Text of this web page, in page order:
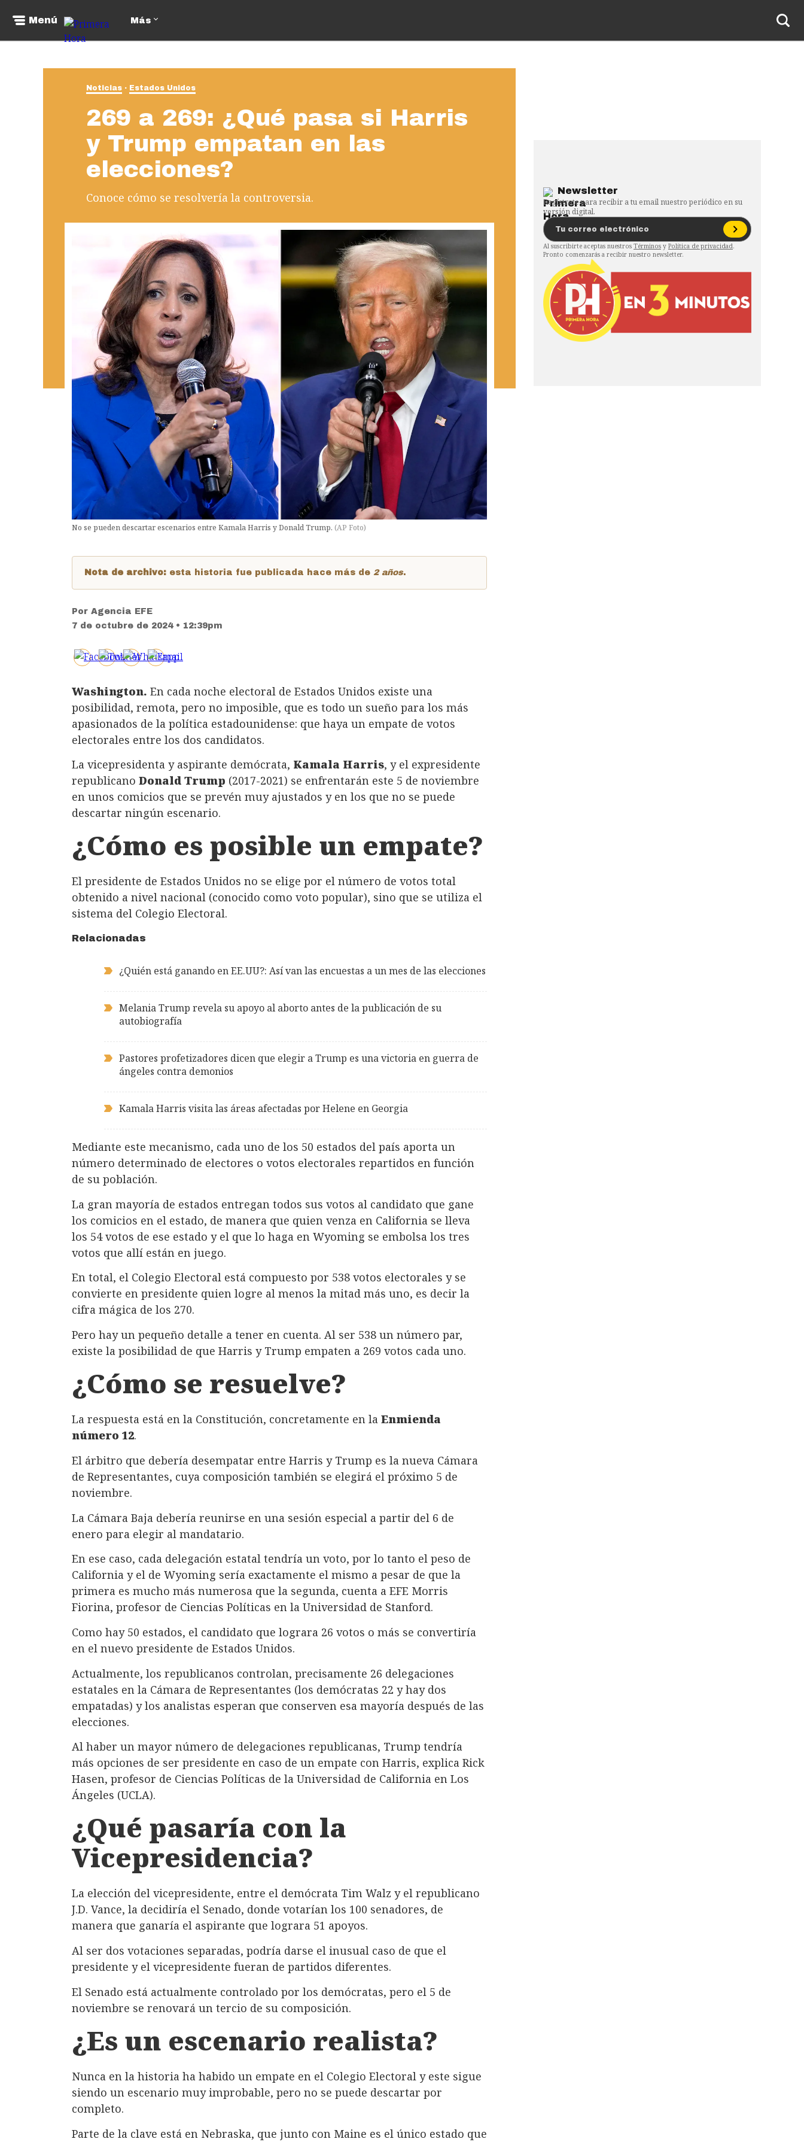
Menú Más
Noticias Estados Unidos
269 a 269: ¿Qué pasa si Harris
y Trump empatan en las
elecciones?
Conoce cómo se resolvería la controversia.
No se pueden descartar escenarios entre Kamala Harris y Donald Trump. (AP Foto)
Nota de archivo: esta historia fue publicada hace más de 2 años.
Por Agencia EFE
7 de octubre de 2024 • 12:39pm
Washington. En cada noche electoral de Estados Unidos existe una
posibilidad, remota, pero no imposible, que es todo un sueño para los más
apasionados de la política estadounidense: que haya un empate de votos
electorales entre los dos candidatos.
La vicepresidenta y aspirante demócrata, Kamala Harris, y el expresidente
republicano Donald Trump (2017-2021) se enfrentarán este 5 de noviembre
en unos comicios que se prevén muy ajustados y en los que no se puede
descartar ningún escenario.
¿Cómo es posible un empate?
El presidente de Estados Unidos no se elige por el número de votos total
obtenido a nivel nacional (conocido como voto popular), sino que se utiliza el
sistema del Colegio Electoral.
Relacionadas
¿Quién está ganando en EE.UU?: Así van las encuestas a un mes de las elecciones
Melania Trump revela su apoyo al aborto antes de la publicación de su
autobiografía
Pastores profetizadores dicen que elegir a Trump es una victoria en guerra de
ángeles contra demonios
Kamala Harris visita las áreas afectadas por Helene en Georgia
Mediante este mecanismo, cada uno de los 50 estados del país aporta un
número determinado de electores o votos electorales repartidos en función
de su población.
La gran mayoría de estados entregan todos sus votos al candidato que gane
los comicios en el estado, de manera que quien venza en California se lleva
los 54 votos de ese estado y el que lo haga en Wyoming se embolsa los tres
votos que allí están en juego.
En total, el Colegio Electoral está compuesto por 538 votos electorales y se
convierte en presidente quien logre al menos la mitad más uno, es decir la
cifra mágica de los 270.
Pero hay un pequeño detalle a tener en cuenta. Al ser 538 un número par,
existe la posibilidad de que Harris y Trump empaten a 269 votos cada uno.
¿Cómo se resuelve?
La respuesta está en la Constitución, concretamente en la Enmienda
número 12.
El árbitro que debería desempatar entre Harris y Trump es la nueva Cámara
de Representantes, cuya composición también se elegirá el próximo 5 de
noviembre.
La Cámara Baja debería reunirse en una sesión especial a partir del 6 de
enero para elegir al mandatario.
En ese caso, cada delegación estatal tendría un voto, por lo tanto el peso de
California y el de Wyoming sería exactamente el mismo a pesar de que la
primera es mucho más numerosa que la segunda, cuenta a EFE Morris
Fiorina, profesor de Ciencias Políticas en la Universidad de Stanford.
Como hay 50 estados, el candidato que lograra 26 votos o más se convertiría
en el nuevo presidente de Estados Unidos.
Actualmente, los republicanos controlan, precisamente 26 delegaciones
estatales en la Cámara de Representantes (los demócratas 22 y hay dos
empatadas) y los analistas esperan que conserven esa mayoría después de las
elecciones.
Al haber un mayor número de delegaciones republicanas, Trump tendría
más opciones de ser presidente en caso de un empate con Harris, explica Rick
Hasen, profesor de Ciencias Políticas de la Universidad de California en Los
Ángeles (UCLA).
¿Qué pasaría con la
Vicepresidencia?
La elección del vicepresidente, entre el demócrata Tim Walz y el republicano
J.D. Vance, la decidiría el Senado, donde votarían los 100 senadores, de
manera que ganaría el aspirante que lograra 51 apoyos.
Al ser dos votaciones separadas, podría darse el inusual caso de que el
presidente y el vicepresidente fueran de partidos diferentes.
El Senado está actualmente controlado por los demócratas, pero el 5 de
noviembre se renovará un tercio de su composición.
¿Es un escenario realista?
Nunca en la historia ha habido un empate en el Colegio Electoral y este sigue
siendo un escenario muy improbable, pero no se puede descartar por
completo.
Parte de la clave está en Nebraska, que junto con Maine es el único estado que
Newsletter
Regístrate para recibir a tu email nuestro periódico en su
versión digital.
Al suscribirte aceptas nuestros Términos y Política de privacidad.
Pronto comenzarás a recibir nuestro newsletter.